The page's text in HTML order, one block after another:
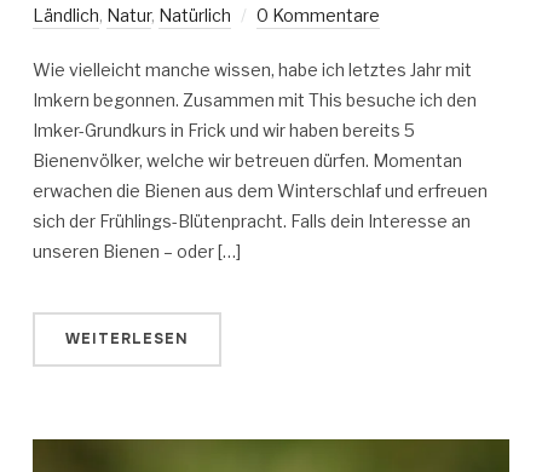
Ländlich, Natur, Natürlich 0 Kommentare
Wie vielleicht manche wissen, habe ich letztes Jahr mit
Imkern begonnen. Zusammen mit This besuche ich den
Imker-Grundkurs in Frick und wir haben bereits 5
Bienenvölker, welche wir betreuen dürfen. Momentan
erwachen die Bienen aus dem Winterschlaf und erfreuen
sich der Frühlings-Blütenpracht. Falls dein Interesse an
unseren Bienen – oder […]
WEITERLESEN